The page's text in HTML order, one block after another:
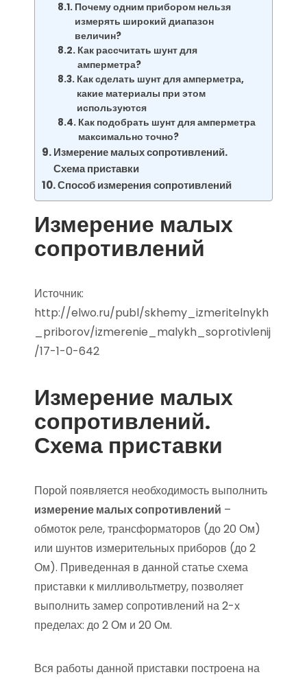
Почему одним прибором нельзя
измерять широкий диапазон
величин?
Как рассчитать шунт для
амперметра?
Как сделать шунт для амперметра,
какие материалы при этом
используются
Как подобрать шунт для амперметра
максимально точно?
Измерение малых сопротивлений.
Схема приставки
Способ измерения сопротивлений
Измерение малых
сопротивлений
Источник:
http://elwo.ru/publ/skhemy_izmeritelnykh
_priborov/izmerenie_malykh_soprotivlenij
/17-1-0-642
Измерение малых
сопротивлений.
Схема приставки
Порой появляется необходимость выполнить
измерение малых сопротивлений –
обмоток реле, трансформаторов (до 20 Ом)
или шунтов измерительных приборов (до 2
Ом). Приведенная в данной статье схема
приставки к милливольтметру, позволяет
выполнить замер сопротивлений на 2-х
пределах: до 2 Ом и 20 Ом.
Вся работы данной приставки построена на